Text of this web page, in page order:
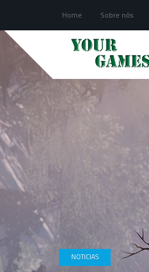
Home Sobre nós
NOTICIAS